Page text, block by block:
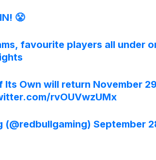
😤
favourite players all under
Its Own will return November
rvOUVwzUMx
(@redbullgaming) September